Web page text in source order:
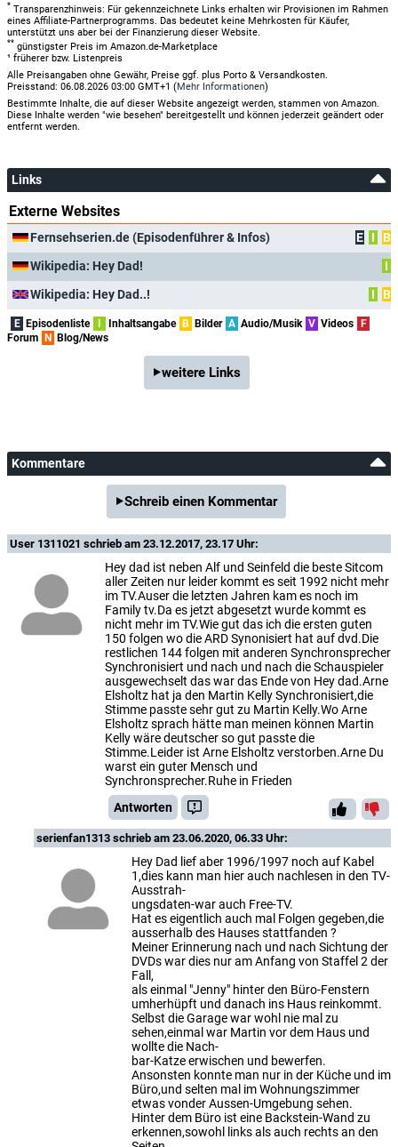
* Transparenzhinweis: Für gekennzeichnete Links erhalten wir Provisionen im Rahmen
eines Affiliate-Partnerprogramms. Das bedeutet keine Mehrkosten für Käufer,
unterstützt uns aber bei der Finanzierung dieser Website.
** günstigster Preis im Amazon.de-Marketplace
¹ früherer bzw. Listenpreis
Alle Preisangaben ohne Gewähr, Preise ggf. plus Porto & Versandkosten.
Preisstand: 06.08.2026 03:00 GMT+1 (Mehr Informationen)
Bestimmte Inhalte, die auf dieser Website angezeigt werden, stammen von Amazon.
Diese Inhalte werden "wie besehen" bereitgestellt und können jederzeit geändert oder
entfernt werden.
Links
Externe Websites
Fernsehserien.de (Episodenführer & Infos) E I
B
Wikipedia: Hey Dad!
I
Wikipedia: Hey Dad..!
I B
E Episodenliste I Inhaltsangabe B Bilder A Audio/Musik V Videos F
Forum N Blog/News
weitere Links
Kommentare
Schreib einen Kommentar
User 1311021 schrieb am 23.12.2017, 23.17 Uhr:
Hey dad ist neben Alf und Seinfeld die beste Sitcom
aller Zeiten nur leider kommt es seit 1992 nicht mehr
im TV.Auser die letzten Jahren kam es noch im
Family tv.Da es jetzt abgesetzt wurde kommt es
nicht mehr im TV.Wie gut das ich die ersten guten
150 folgen wo die ARD Synonisiert hat auf dvd.Die
restlichen 144 folgen mit anderen Synchronsprecher
Synchronisiert und nach und nach die Schauspieler
ausgewechselt das war das Ende von Hey dad.Arne
Elsholtz hat ja den Martin Kelly Synchronisiert,die
Stimme passte sehr gut zu Martin Kelly.Wo Arne
Elsholtz sprach hätte man meinen können Martin
Kelly wäre deutscher so gut passte die
Stimme.Leider ist Arne Elsholtz verstorben.Arne Du
warst ein guter Mensch und
Synchronsprecher.Ruhe in Frieden
Antworten
serienfan1313 schrieb am 23.06.2020, 06.33 Uhr:
Hey Dad lief aber 1996/1997 noch auf Kabel
1,dies kann man hier auch nachlesen in den TV-
Ausstrah-
ungsdaten-war auch Free-TV.
Hat es eigentlich auch mal Folgen gegeben,die
ausserhalb des Hauses stattfanden ?
Meiner Erinnerung nach und nach Sichtung der
DVDs war dies nur am Anfang von Staffel 2 der
Fall,
als einmal "Jenny" hinter den Büro-Fenstern
umherhüpft und danach ins Haus reinkommt.
Selbst die Garage war wohl nie mal zu
sehen,einmal war Martin vor dem Haus und
wollte die Nach-
bar-Katze erwischen und bewerfen.
Ansonsten konnte man nur in der Küche und im
Büro,und selten mal im Wohnungszimmer
etwas vonder Aussen-Umgebung sehen.
Hinter dem Büro ist eine Backstein-Wand zu
erkennen,sowohl links als auch rechts an den